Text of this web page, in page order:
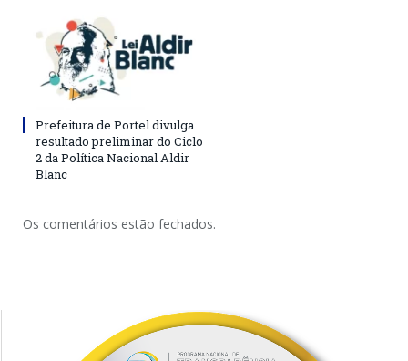
Prefeitura de Portel divulga
resultado preliminar do Ciclo
2 da Política Nacional Aldir
Blanc
Os comentários estão fechados.